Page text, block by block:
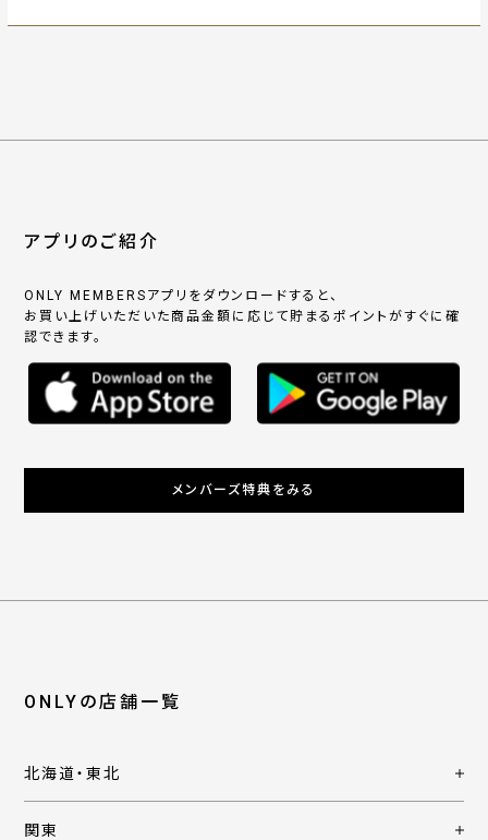
アプリのご紹介
ONLY MEMBERSアプリをダウンロードすると、
お買い上げいただいた商品金額に応じて貯まるポイントがすぐに確
認できます。
メンバーズ特典をみる
ONLYの店舗一覧
北海道・東北
関東